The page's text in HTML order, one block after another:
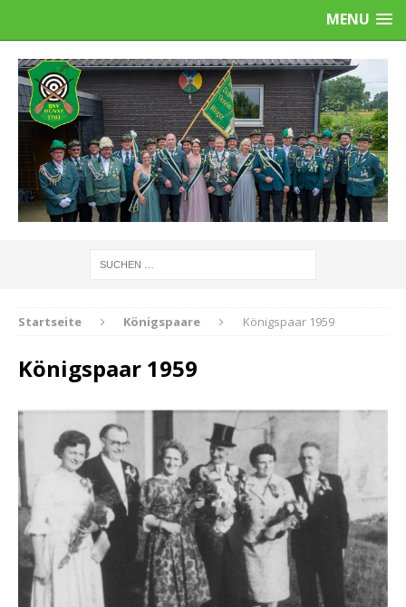
MENU
Startseite Königspaare Königspaar 1959
Königspaar 1959